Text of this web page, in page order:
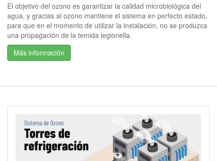
El objetivo del ozono es garantizar la calidad microbiológica del
agua, y gracias al ozono mantiene el sistema en perfecto estado,
para que en el momento de utilizar la instalación, no se produzca
una propagación de la temida legionella.
Más información